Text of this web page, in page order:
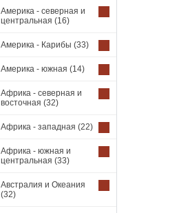
Америка - северная и
центральная (16)
Америка - Карибы (33)
Америка - южная (14)
Африка - северная и
восточная (32)
Африка - западная (22)
Африка - южная и
центральная (33)
Австралия и Океания
(32)